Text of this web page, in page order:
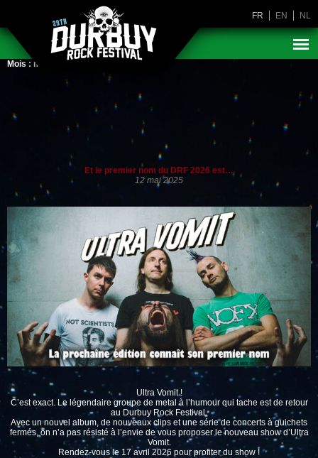
FR EN NL
Mois : mai 2025
Et le premier nom du DRF 2026 est…
12 mai 2025
Ultra Vomit !
C’est exact. Le légendaire groupe de metal à l’humour qui tache est de retour
au Durbuy Rock Festival.
Avec un nouvel album, de nouveaux clips et une série de concerts à guichets
fermés, on n’a pas résisté à l’envie de vous proposer le nouveau show d’Ultra
Vomit.
Rendez-vous le 17 avril 2026 pour profiter du show !